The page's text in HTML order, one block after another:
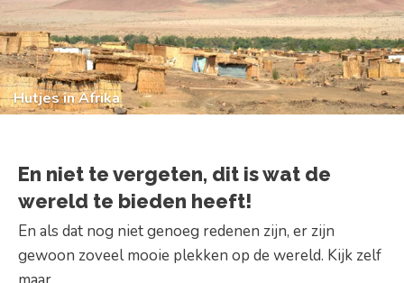
Hutjes in Afrika
En niet te vergeten, dit is wat de
wereld te bieden heeft!
En als dat nog niet genoeg redenen zijn, er zijn
gewoon zoveel mooie plekken op de wereld. Kijk zelf